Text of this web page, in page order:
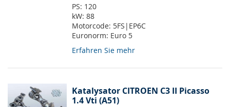
PS: 120
kW: 88
Motorcode: 5FS|EP6C
Euronorm: Euro 5
Erfahren Sie mehr
Katalysator CITROEN C3 II Picasso
1.4 Vti (A51)